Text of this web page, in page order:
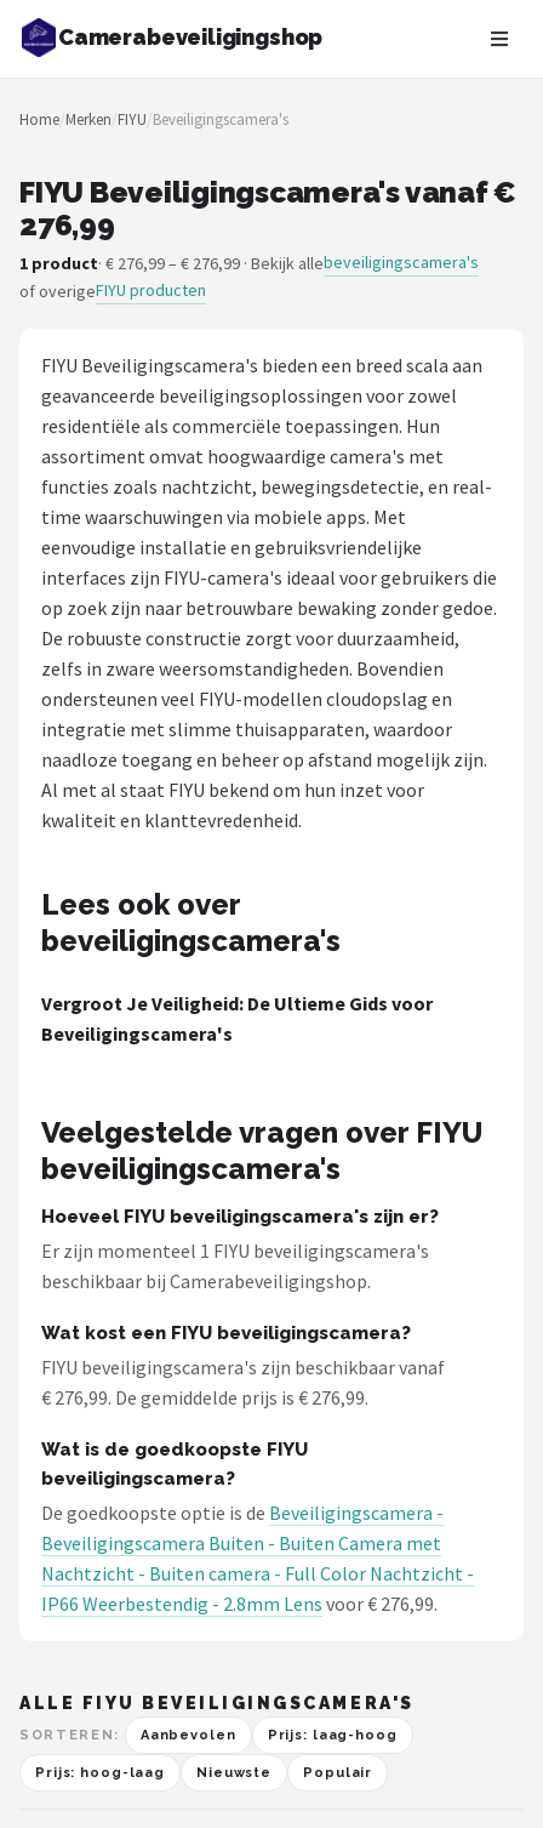
Camerabeveiligingshop
Zoeken
NAVIGATIE
Merken
Blog
Camera Deurbellen
NAS
Shop
POPULAIRE MERKEN
Eufy
Home-Locking
Reolink
EZVIZ
TP-Link
Teceye
ieGeek
Alle merken →
Home/Merken/FIYU/Beveiligingscamera's
FIYU Beveiligingscamera's vanaf €
276,99
1 product· € 276,99 – € 276,99 · Bekijk allebeveiligingscamera's
of overigeFIYU producten
FIYU Beveiligingscamera's bieden een breed scala aan
geavanceerde beveiligingsoplossingen voor zowel
residentiële als commerciële toepassingen. Hun
assortiment omvat hoogwaardige camera's met
functies zoals nachtzicht, bewegingsdetectie, en real-
time waarschuwingen via mobiele apps. Met
eenvoudige installatie en gebruiksvriendelijke
interfaces zijn FIYU-camera's ideaal voor gebruikers die
op zoek zijn naar betrouwbare bewaking zonder gedoe.
De robuuste constructie zorgt voor duurzaamheid,
zelfs in zware weersomstandigheden. Bovendien
ondersteunen veel FIYU-modellen cloudopslag en
integratie met slimme thuisapparaten, waardoor
naadloze toegang en beheer op afstand mogelijk zijn.
Al met al staat FIYU bekend om hun inzet voor
kwaliteit en klanttevredenheid.
Lees ook over
beveiligingscamera's
Vergroot Je Veiligheid: De Ultieme Gids voor
Beveiligingscamera's
Veelgestelde vragen over FIYU
beveiligingscamera's
Hoeveel FIYU beveiligingscamera's zijn er?
Er zijn momenteel 1 FIYU beveiligingscamera's
beschikbaar bij Camerabeveiligingshop.
Wat kost een FIYU beveiligingscamera?
FIYU beveiligingscamera's zijn beschikbaar vanaf
€ 276,99. De gemiddelde prijs is € 276,99.
Wat is de goedkoopste FIYU
beveiligingscamera?
De goedkoopste optie is de Beveiligingscamera -
Beveiligingscamera Buiten - Buiten Camera met
Nachtzicht - Buiten camera - Full Color Nachtzicht -
IP66 Weerbestendig - 2.8mm Lens voor € 276,99.
ALLE FIYU BEVEILIGINGSCAMERA'S
SORTEREN: Aanbevolen Prijs: laag-hoog
Prijs: hoog-laag Nieuwste Populair